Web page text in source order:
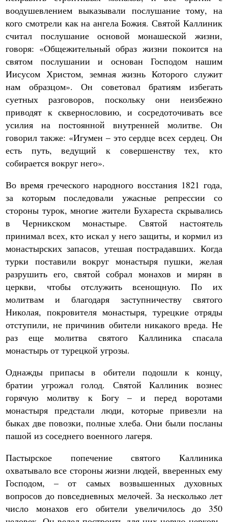
воодушевлением выказывали послушание тому, на
кого смотрели как на ангела Божия. Святой Каллиник
считал послушание основой монашеской жизни,
говоря: «Общежительный образ жизни покоится на
святом послушании и основан Господом нашим
Иисусом Христом, земная жизнь Которого служит
нам образцом». Он советовал братиям избегать
суетных разговоров, поскольку они неизбежно
приводят к сквернословию, и сосредоточивать все
усилия на постоянной внутренней молитве. Он
говорил также: «Игумен – это сердце всех сердец. Он
есть путь, ведущий к совершенству тех, кто
собирается вокруг него».
Во время греческого народного восстания 1821 года,
за которым последовали ужасные репрессии со
стороны турок, многие жители Бухареста скрывались
в Черникском монастыре. Святой настоятель
принимал всех, кто искал у него защиты, и кормил из
монастырских запасов, утешая пострадавших. Когда
турки поставили вокруг монастыря пушки, желая
разрушить его, святой собрал монахов и мирян в
церкви, чтобы отслужить всенощную. По их
молитвам и благодаря заступничеству святого
Николая, покровителя монастыря, турецкие отряды
отступили, не причинив обители никакого вреда. Не
раз еще молитва святого Каллиника спасала
монастырь от турецкой угрозы.
Однажды припасы в обители подошли к концу,
братии угрожал голод. Святой Каллиник вознес
горячую молитву к Богу – и перед воротами
монастыря предстали люди, которые привезли на
быках две повозки, полные хлеба. Они были посланы
пашой из соседнего военного лагеря.
Пастырское попечение святого Каллиника
охватывало все стороны жизни людей, вверенных ему
Господом, – от самых возвышенных духовных
вопросов до повседневных мелочей. За несколько лет
число монахов его обители увеличилось до 350